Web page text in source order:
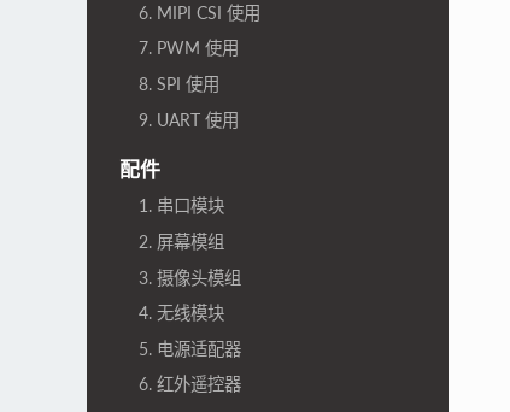
6. MIPI CSI 使用
7. PWM 使用
8. SPI 使用
9. UART 使用
配件
1. 串口模块
2. 屏幕模组
3. 摄像头模组
4. 无线模块
5. 电源适配器
6. 红外遥控器